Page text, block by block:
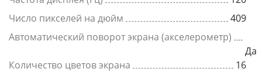
Число пикселей на дюйм
409
Автоматический поворот экрана (акселерометр)
Да
Количество цветов экрана
16